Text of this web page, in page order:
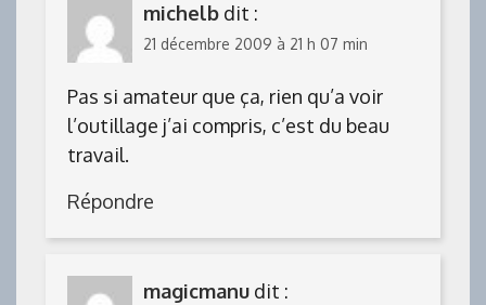
michelb dit :
21 décembre 2009 à 21 h 07 min
Pas si amateur que ça, rien qu’a voir
l’outillage j’ai compris, c’est du beau
travail.
Répondre
magicmanu dit :